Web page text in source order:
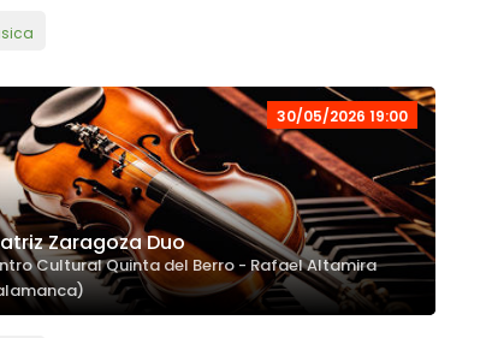
30/05/2026 19:00
Zaragoza Duo
Cultural Quinta del Berro - Rafael Altamira